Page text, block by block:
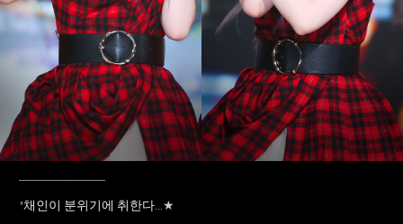
____________
"채인이 분위기에 취한다...★​​​​​​​